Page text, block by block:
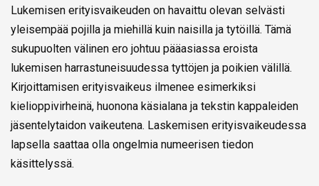
Lukemisen erityisvaikeuden on havaittu olevan selvästi
yleisempää pojilla ja miehillä kuin naisilla ja tytöillä. Tämä
sukupuolten välinen ero johtuu pääasiassa eroista
lukemisen harrastuneisuudessa tyttöjen ja poikien välillä.
Kirjoittamisen erityisvaikeus ilmenee esimerkiksi
kielioppivirheinä, huonona käsialana ja tekstin kappaleiden
jäsentelytaidon vaikeutena. Laskemisen erityisvaikeudessa
lapsella saattaa olla ongelmia numeerisen tiedon
käsittelyssä.